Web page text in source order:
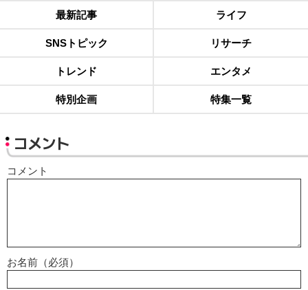
最新記事 ライフ
SNSトピック リサーチ
トレンド エンタメ
特別企画 特集一覧
コメント
コメント
お名前（必須）